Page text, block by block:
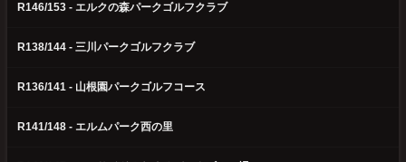
R146/153 - エルクの森パークゴルフクラブ
R138/144 - 三川パークゴルフクラブ
R136/141 - 山根園パークゴルフコース
R141/148 - エルムパーク西の里